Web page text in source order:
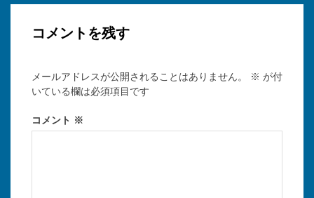
コメントを残す
メールアドレスが公開されることはありません。 ※ が付
いている欄は必須項目です
コメント ※